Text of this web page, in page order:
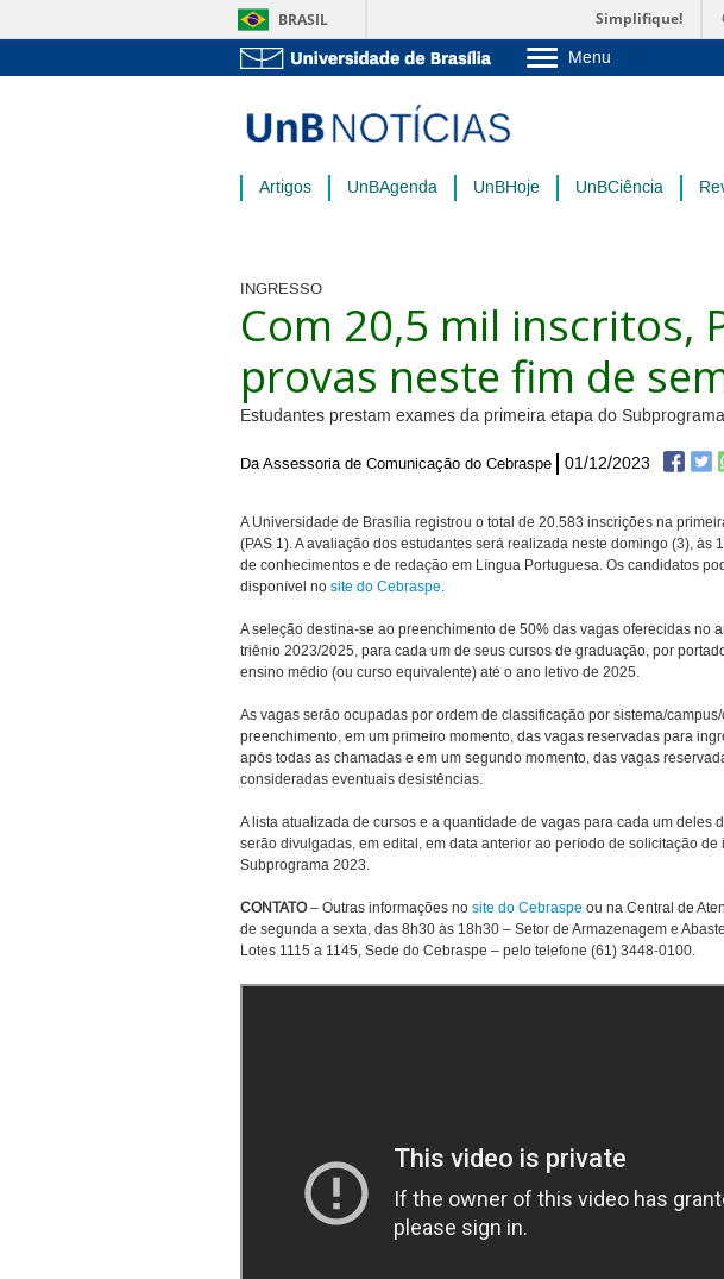
BRASIL Simplifique!
Menu
Pós-Graduação
Administração
Artigos UnBAgenda UnBHoje UnBCiência
INGRESSO
Com 20,5 mil inscritos,
provas neste fim de
Estudantes prestam exames da primeira etapa do
Da Assessoria de Comunicação do Cebraspe 01/12/2023
A Universidade de Brasília registrou o total de 20.583 inscrições na
(PAS 1). A avaliação dos estudantes será realizada neste domingo (3), às
de conhecimentos e de redação em Língua Portuguesa. Os candidatos
disponível no site do Cebraspe.
A seleção destina-se ao preenchimento de 50% das vagas oferecidas no
triênio 2023/2025, para cada um de seus cursos de graduação, por
ensino médio (ou curso equivalente) até o ano letivo de 2025.
As vagas serão ocupadas por ordem de classificação por sistema/
preenchimento, em um primeiro momento, das vagas reservadas para
após todas as chamadas e em um segundo momento, das vagas
consideradas eventuais desistências.
A lista atualizada de cursos e a quantidade de vagas para cada um deles
serão divulgadas, em edital, em data anterior ao período de solicitação
Subprograma 2023.
CONTATO– Outras informações no site do Cebraspe ou na Central de
de segunda a sexta, das 8h30 às 18h30 – Setor de Armazenagem e
Lotes 1115 a 1145, Sede do Cebraspe – pelo telefone (61) 3448-0100.